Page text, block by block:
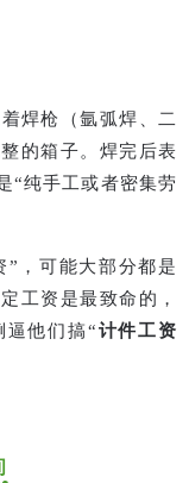
焊枪（氩弧焊、二
的箱子。焊完后表
“纯手工或者密集劳
” ，可能大部分都是
工资是最致命的，
逼他们搞“计件工资